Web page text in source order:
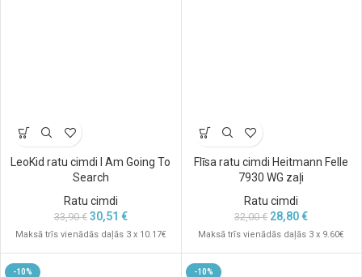
LeoKid ratu cimdi I Am Going To
Search
Ratu cimdi
33,90€ 30,51 €
Maksā trīs vienādās daļās 3 x 10.17€
Flīsa ratu cimdi Heitmann Felle
7930 WG zaļi
Ratu cimdi
32,00€ 28,80€
Maksā trīs vienādās daļās 3 x 9.60€
-10% -10%